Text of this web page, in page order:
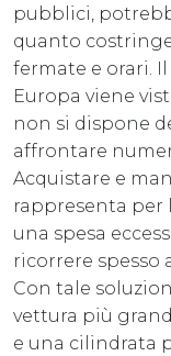
pubblici,
quanto
fermate e orari.
Europa viene
non si dispone
affrontare
Acquistare e
rappresenta
una spesa
ricorrere spesso
Con tale
vettura più
e una cilindrata